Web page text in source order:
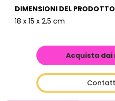
DIMENSIONI DEL PRODOTTO
18 x 15 x 2,5 cm
Acquista